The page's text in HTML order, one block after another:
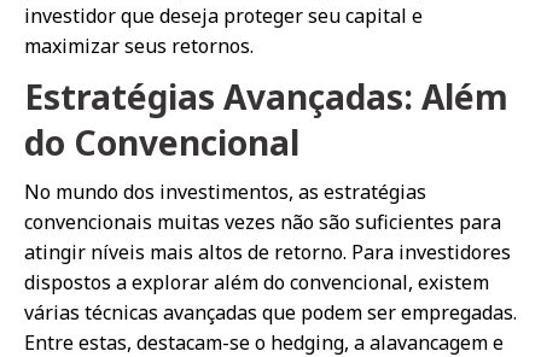
investidor que deseja proteger seu capital e
maximizar seus retornos.
Estratégias Avançadas: Além
do Convencional
No mundo dos investimentos, as estratégias
convencionais muitas vezes não são suficientes para
atingir níveis mais altos de retorno. Para investidores
dispostos a explorar além do convencional, existem
várias técnicas avançadas que podem ser empregadas.
Entre estas, destacam-se o hedging, a alavancagem e